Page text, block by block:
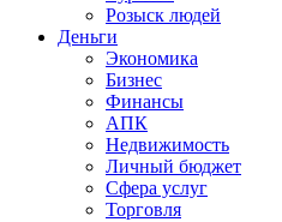
Розыск людей
Деньги
Экономика
Бизнес
Финансы
АПК
Недвижимость
Личный бюджет
Сфера услуг
Торговля